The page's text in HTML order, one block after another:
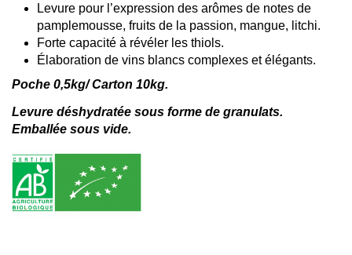
Levure pour l’expression des arômes de notes de
pamplemousse, fruits de la passion, mangue, litchi.
Forte capacité à révéler les thiols.
Élaboration de vins blancs complexes et élégants.
Poche 0,5kg/ Carton 10kg.
Levure déshydratée sous forme de granulats.
Emballée sous vide.